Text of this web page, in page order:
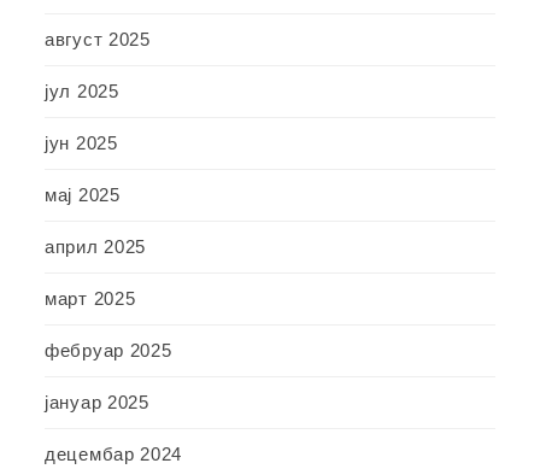
август 2025
јул 2025
јун 2025
мај 2025
април 2025
март 2025
фебруар 2025
јануар 2025
децембар 2024